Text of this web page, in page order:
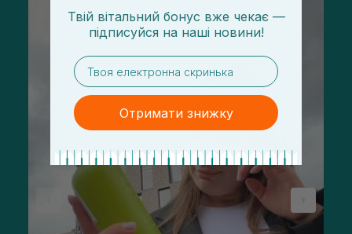
Твій вітальний бонус вже чекає —
підписуйся на наші новини!
email
Отримати знижку